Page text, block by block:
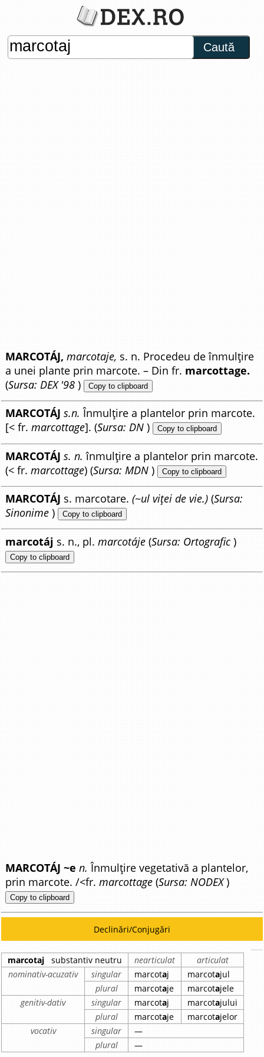
Caută
MARCOTÁJ, marcotaje, s. n. Procedeu de înmulțire
a unei plante prin marcote. – Din fr. marcottage.
(Sursa: DEX '98 ) Copy to clipboard
MARCOTÁJ s.n. Înmulțire a plantelor prin marcote.
[< fr.marcottage]. (Sursa: DN ) Copy to clipboard
MARCOTÁJ s. n. înmulțire a plantelor prin marcote.
(< fr.marcottage) (Sursa: MDN ) Copy to clipboard
MARCOTÁJ s. marcotare.(~ul viței de vie.) (Sursa:
Sinonime ) Copy to clipboard
marcotáj s. n., pl.marcotáje (Sursa: Ortografic )
Copy to clipboard
MARCOTÁJ ~e n. Înmulțire vegetativă a plantelor,
prin marcote. /<fr.marcottage (Sursa: NODEX)
Copy to clipboard
Declinări/Conjugări
marcotaj substantiv neutru nearticulat
articulat
nominativ-acuzativ
singular marcotaj marcotajul
plural
marcotaje marcotajele
genitiv-dativ
singular marcotaj marcotajului
plural
marcotaje marcotajelor
vocativ
singular
—
plural
—